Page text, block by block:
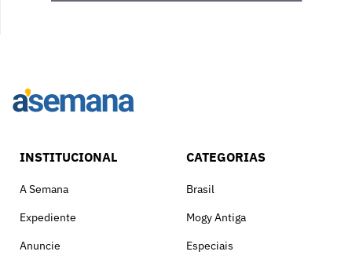
INSTITUCIONAL
A Semana
Expediente
Anuncie
CATEGORIAS
Brasil
Mogy Antiga
Especiais